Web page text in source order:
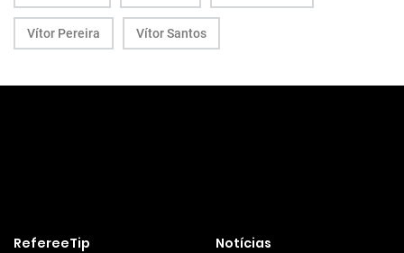
Vítor Pereira Vítor Santos
RefereeTip Notícias